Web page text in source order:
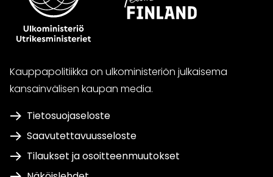
Kauppapolitiikka on ulkoministeriön julkaisema
kansainvälisen kaupan media.
Tietosuojaseloste
Saavutettavuusseloste
Tilaukset ja osoitteenmuutokset